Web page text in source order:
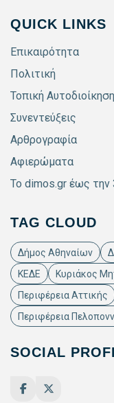
QUICK LINKS
Επικαιρότητα
Πολιτική
Τοπική Αυτοδιοίκηση
Συνεντεύξεις
Αρθρογραφία
Αφιερώματα
Το dimos.gr έως την
TAG CLOUD
Δήμος Αθηναίων
ΚΕΔΕ
Κυριάκος
Περιφέρεια Αττικής
Περιφέρεια
SOCIAL